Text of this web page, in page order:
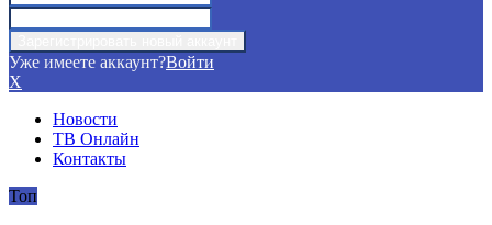
Уже имеете аккаунт?Войти
X
Новости
ТВ Онлайн
Контакты
Топ